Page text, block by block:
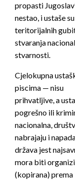
propasti
nestao, i ustaše
teritorijalnih
stvaranja
stvarnosti.
Cjelokupna
piscima — nisu
prihvatljive, a
pogrešno ili
nacionalna,
nabrajaju i
država jest
mora biti
(kopirana)